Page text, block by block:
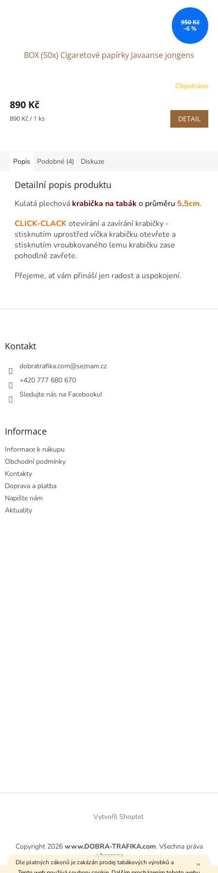
Dle platných zákonů je zakázán prodej tabákových výrobků a
kuřáckých pomůcek osobám mladším 18 let.
950 Kč
–6 %
BOX (50x) Cigaretové papírky Javaanse jongens
produktu
je
Objednáno
890 Kč
Měrná
890 Kč / 1 ks DETAIL
Popis Podobné (4) Diskuze
Detailní popis produktu
Kulatá plechová krabička na tabák o průměru 5,5cm.
CLICK-CLACK otevírání a zavírání krabičky -
stisknutím uprostřed víčka krabičku otevřete a
stisknutím vroubkovaného lemu krabičku zase
pohodlně zavřete.
Přejeme, ať vám přináší jen radost a uspokojení.
Z
Kontakt
dobratrafika.com@seznam.cz
+420 777 680 670
Sledujte nás na Facebooku!
Informace
Informace k nákupu
Obchodní podmínky
Kontakty
Doprava a platba
Napište nám
Aktuality
Vytvořil Shoptet
Copyright 2026 www.DOBRA-TRAFIKA.com. Všechna práva
vyhrazena.